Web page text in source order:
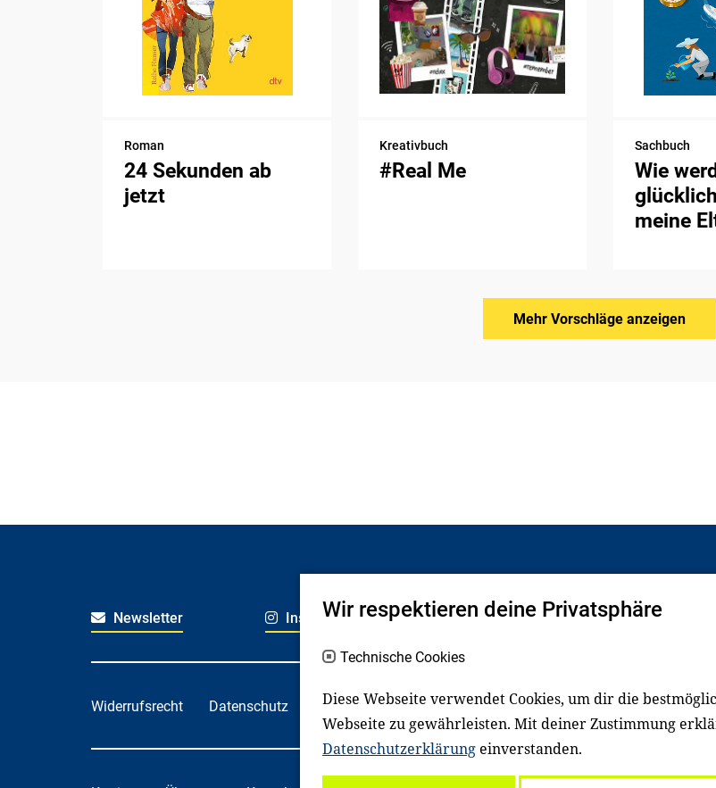
Roman
24 Sekunden ab
jetzt
Kreativbuch
#Real Me
Sachbuch
Wie
meine
Mehr Vorschläge anzeigen
Newsletter Instagram Facebook LinkedIn
Widerrufsrecht Datenschutz Haftungsausschluss Impressum
Wir respektieren deine Privatsphäre
Technische Cookies
Diese Webseite verwendet Cookies, um dir die
Webseite zu gewährleisten. Mit deiner Zustimmung
Datenschutzerklärung einverstanden.